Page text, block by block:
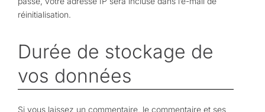
réinitialisation.
Durée de stockage de
vos données
Si vous laissez un commentaire, le commentaire et ses